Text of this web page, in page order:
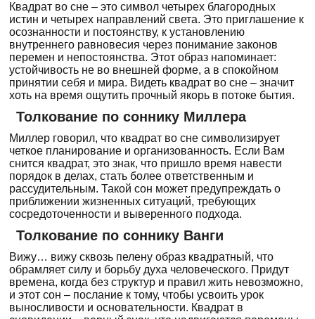
Квадрат во сне – это символ четырех благородных
истин и четырех направлений света. Это приглашение к
осознанности и постоянству, к установлению
внутреннего равновесия через понимание законов
перемен и непостоянства. Этот образ напоминает:
устойчивость не во внешней форме, а в спокойном
принятии себя и мира. Видеть квадрат во сне – значит
хоть на время ощутить прочный якорь в потоке бытия.
Толкование по соннику Миллера
Миллер говорил, что квадрат во сне символизирует
четкое планирование и организованность. Если Вам
снится квадрат, это знак, что пришло время навести
порядок в делах, стать более ответственным и
рассудительным. Такой сон может предупреждать о
приближении жизненных ситуаций, требующих
сосредоточенности и выверенного подхода.
Толкование по соннику Ванги
Вижу… вижу сквозь пелену образ квадратный, что
обрамляет силу и борьбу духа человеческого. Придут
времена, когда без структур и правил жить невозможно,
и этот сон – послание к тому, чтобы усвоить урок
выносливости и основательности. Квадрат в